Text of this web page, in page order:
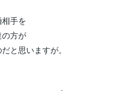
手を
方が
と思いますが。